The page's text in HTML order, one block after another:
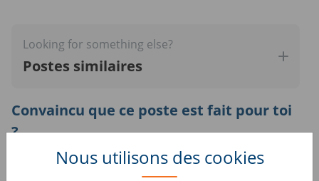
Nous utilisons des cookies
Looking for something else?
Postes similaires
Convaincu que ce poste est fait pour toi
?
Échange avec Victoria, Chargée de recrutement, pour